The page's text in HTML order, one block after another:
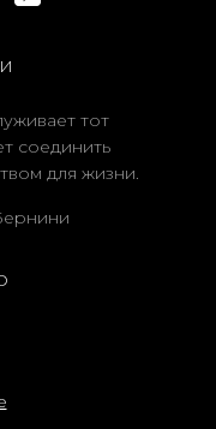
тот
соединить
для жизни.